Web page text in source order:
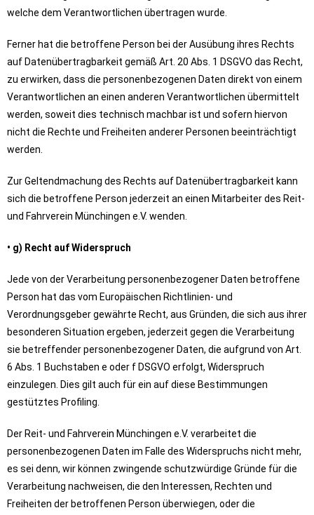
welche dem Verantwortlichen übertragen wurde.
Ferner hat die betroffene Person bei der Ausübung ihres Rechts
auf Datenübertragbarkeit gemäß Art. 20 Abs. 1 DSGVO das Recht,
zu erwirken, dass die personenbezogenen Daten direkt von einem
Verantwortlichen an einen anderen Verantwortlichen übermittelt
werden, soweit dies technisch machbar ist und sofern hiervon
nicht die Rechte und Freiheiten anderer Personen beeinträchtigt
werden.
Zur Geltendmachung des Rechts auf Datenübertragbarkeit kann
sich die betroffene Person jederzeit an einen Mitarbeiter des Reit-
und Fahrverein Münchingen e.V. wenden.
• g) Recht auf Widerspruch
Jede von der Verarbeitung personenbezogener Daten betroffene
Person hat das vom Europäischen Richtlinien- und
Verordnungsgeber gewährte Recht, aus Gründen, die sich aus ihrer
besonderen Situation ergeben, jederzeit gegen die Verarbeitung
sie betreffender personenbezogener Daten, die aufgrund von Art.
6 Abs. 1 Buchstaben e oder f DSGVO erfolgt, Widerspruch
einzulegen. Dies gilt auch für ein auf diese Bestimmungen
gestütztes Profiling.
Der Reit- und Fahrverein Münchingen e.V. verarbeitet die
personenbezogenen Daten im Falle des Widerspruchs nicht mehr,
es sei denn, wir können zwingende schutzwürdige Gründe für die
Verarbeitung nachweisen, die den Interessen, Rechten und
Freiheiten der betroffenen Person überwiegen, oder die